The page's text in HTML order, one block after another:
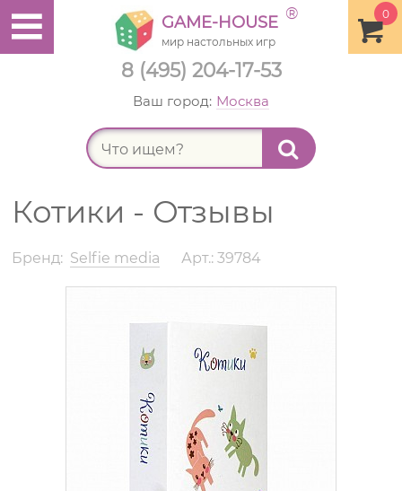
8 (495) 204-17-53
0
GAME-HOUSE ®
мир настольных игр
Ваш город: Москва
Котики - Отзывы
Бренд: Selfie media Арт.: 39784